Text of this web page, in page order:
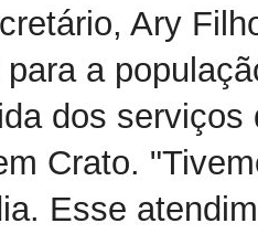
Ary
a
dos serviços
Crato.
Esse